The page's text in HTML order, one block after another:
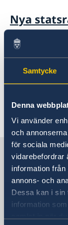
Samtycke
Denna
Vi använder
och
för sociala
vidarebefordrar
information
annons- och
Dessa kan i sin
information
Nya
21 aug. 2024
Behöver
dags att
1 2 3 »
Sverige i
Sveriges